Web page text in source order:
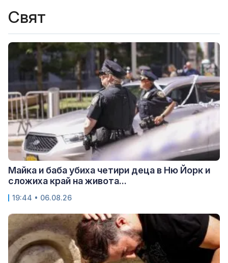
Свят
Майка и баба убиха четири деца в Ню Йорк и
сложиха край на живота...
19:44 • 06.08.26